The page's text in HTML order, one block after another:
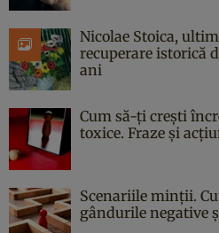
Nicolae Stoica,
recuperare istorică
ani
Cum să-ți crești
toxice. Fraze și
Scenariile minții.
gândurile negative